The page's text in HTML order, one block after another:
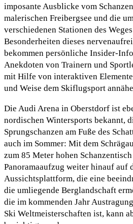
imposante Ausblicke vom
malerischen Freibergsee und die
verschiedenen Stationen des
Besonderheiten dieses
bekommen persönliche Insider-
Anekdoten von Trainern und
mit Hilfe von interaktiven
und Weise dem Skiflugsport
Die Audi Arena in Oberstdorf ist
nordischen Wintersports bekannt,
Sprungschanzen am Fuße des
auch im Sommer: Mit dem
zum 85 Meter hohen
Panoramaaufzug weiter hinauf auf
Aussichtsplattform, die eine
die umliegende Berglandschaft
die im kommenden Jahr
Ski Weltmeisterschaften ist, kann